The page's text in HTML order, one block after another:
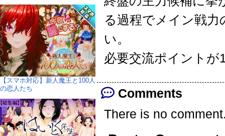
る過程でメイン戦
い。
必要交流ポイント
Comments
There is no
【スマホ対応】新人魔王と100人
の恋人たち